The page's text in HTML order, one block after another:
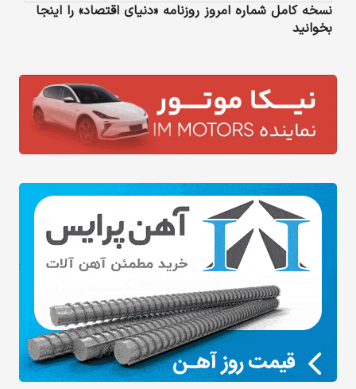
نسخه کامل شماره امروز روزنامه «دنیای‌ اقتصاد» را اینجا
بخوانید